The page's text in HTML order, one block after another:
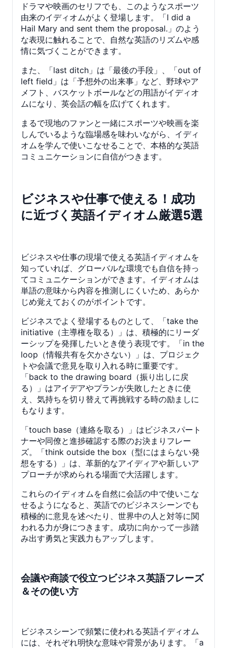
ドラマや映画のセリフでも、このようなスポーツ
由来のイディオムがよく登場します。「I did a
Hail Mary and sent them the proposal.」のよう
な表現に触れることで、自然な英語のリズムや感
情に気づくことができます。
また、「last ditch」は「最後の手段」、「out of
left field」は「予想外の出来事」など、野球やア
メフト、バスケットボールなどの用語がイディオ
ムになり、英会話の幅を広げてくれます。
まるで現地のファンと一緒にスポーツや映画を楽
しんでいるような臨場感を味わいながら、イディ
オムを学んで使いこなせることで、本格的な英語
コミュニケーションに自信がつきます。
ビジネスや仕事で使える！成功
に近づく英語イディオム厳選5選
ビジネスや仕事の現場で使える英語イディオムを
知っていれば、グローバルな環境でも自信を持っ
てコミュニケーションができます。イディオムは
単語の意味から内容を推測しにくいため、あらか
じめ覚えておくのがポイントです。
ビジネスでよく登場するものとして、「take the
initiative（主導権を取る）」は、積極的にリーダ
ーシップを発揮したいとき使う表現です。「in the
loop（情報共有を欠かさない）」は、プロジェク
トや会議で意見を取り入れる時に重要です。
「back to the drawing board（振り出しに戻
る）」はアイデアやプランが失敗したときに使
え、気持ちを切り替えて再挑戦する時の励ましに
もなります。
「touch base（連絡を取る）」はビジネスパート
ナーや同僚と進捗確認する際のお決まりフレー
ズ。「think outside the box（型にはまらない発
想をする）」は、革新的なアイディアや新しいア
プローチが求められる場面で大活躍します。
これらのイディオムを自然に会話の中で使いこな
せるようになると、英語でのビジネスシーンでも
積極的に意見を述べたり、世界中の人と対等に関
われる力が身につきます。成功に向かって一歩踏
み出す勇気と実践力もアップします。
会議や商談で役立つビジネス英語フレーズ
＆その使い方
ビジネスシーンで頻繁に使われる英語イディオム
には、それぞれ明快な意味や背景があります。「a